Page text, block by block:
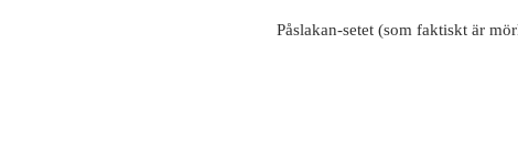
Påslakan-setet (som faktiskt är